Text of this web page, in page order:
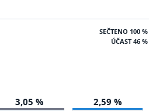
3,05 % 2,59 %
SEČTENO 100 %
ÚČAST 46 %